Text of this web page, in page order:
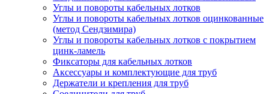
Углы и повороты кабельных лотков
Углы и повороты кабельных лотков оцинкованные
(метод Сендзимира)
Углы и повороты кабельных лотков с покрытием
цинк-ламель
Фиксаторы для кабельных лотков
Аксессуары и комплектующие для труб
Держатели и крепления для труб